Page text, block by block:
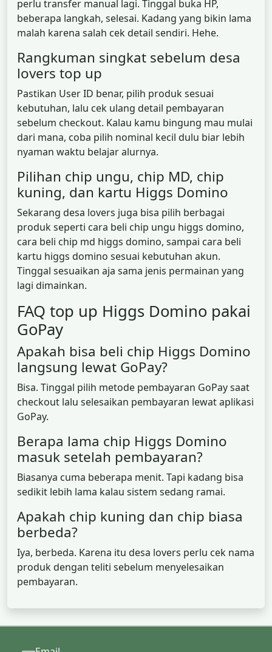
perlu transfer manual lagi. Tinggal buka HP,
beberapa langkah, selesai. Kadang yang bikin lama
malah karena salah cek detail sendiri. Hehe.
Rangkuman singkat sebelum desa
lovers top up
Pastikan User ID benar, pilih produk sesuai
kebutuhan, lalu cek ulang detail pembayaran
sebelum checkout. Kalau kamu bingung mau mulai
dari mana, coba pilih nominal kecil dulu biar lebih
nyaman waktu belajar alurnya.
Pilihan chip ungu, chip MD, chip
kuning, dan kartu Higgs Domino
Sekarang desa lovers juga bisa pilih berbagai
produk seperti cara beli chip ungu higgs domino,
cara beli chip md higgs domino, sampai cara beli
kartu higgs domino sesuai kebutuhan akun.
Tinggal sesuaikan aja sama jenis permainan yang
lagi dimainkan.
FAQ top up Higgs Domino pakai
GoPay
Apakah bisa beli chip Higgs Domino
langsung lewat GoPay?
Bisa. Tinggal pilih metode pembayaran GoPay saat
checkout lalu selesaikan pembayaran lewat aplikasi
GoPay.
Berapa lama chip Higgs Domino
masuk setelah pembayaran?
Biasanya cuma beberapa menit. Tapi kadang bisa
sedikit lebih lama kalau sistem sedang ramai.
Apakah chip kuning dan chip biasa
berbeda?
Iya, berbeda. Karena itu desa lovers perlu cek nama
produk dengan teliti sebelum menyelesaikan
pembayaran.